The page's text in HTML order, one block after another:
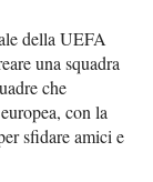
della UEFA
una squadra
che
con la
sfidare amici e